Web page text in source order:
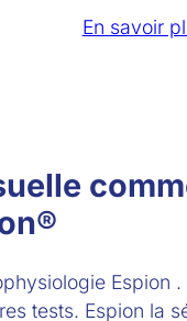
En savoir
Espion .
tests. Espion la